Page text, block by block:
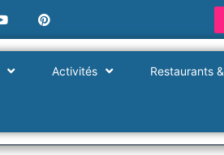
Activités Restaurants